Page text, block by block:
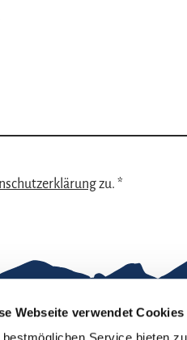
Webseite verwendet Cookies
zu. *